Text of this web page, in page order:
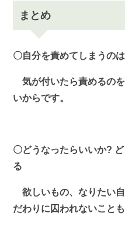
まとめ
〇自分を責めてしまうの
気が付いたら責めるの
いからです。
〇どうなったらいいか?
る
欲しいもの、なりたい
だわりに囚われないことも